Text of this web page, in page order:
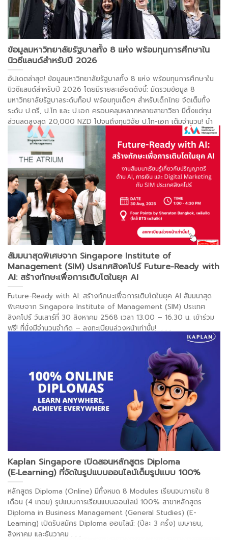
ข้อมูลมหาวิทยาลัยรัฐบาลทั้ง 8 แห่ง พร้อมทุนการศึกษาใน
นิวซีแลนด์สำหรับปี 2026
อัปเดตล่าสุด! ข้อมูลมหาวิทยาลัยรัฐบาลทั้ง 8 แห่ง พร้อมทุนการศึกษาใน
นิวซีแลนด์สำหรับปี 2026 โดยมีรายละเอียดดังนี้: มัดรวมข้อมูล 8
มหาวิทยาลัยรัฐบาลระดับท็อป พร้อมทุนเด็ดๆ สำหรับเด็กไทย จัดเต็มทั้ง
ระดับ ป.ตรี, ป.โท และ ป.เอก ครอบคลุมหลากหลายสาขาวิชา มีตั้งแต่ทุน
ส่วนลดสูงสุด 20,000 NZD ไปจนถึงทุนวิจัย ป.โท-เอก เต็มจำนวน! นำ
ทัพโดยสถาบันระดับโลก เช่น U of Auckland, U of Otago, AUT และ
U of Canterbury พร้อมเจาะลึกสาขาที่โดดเด่นของแต่ละแห่ง ทั้ง
วิศวกรรมศาสตร์, การแพทย์, ธุรกิจ และ IT สรุปข้อมูลให้ครบจบในที่เดียว
ทั้งเรทค่าเทอม ค่าหอพัก และ QS World Ranking ปี . . .
อ่านต่อ >
สัมมนาสุดพิเศษจาก Singapore Institute of
Management (SIM) ประเทศสิงคโปร์ Future-Ready with
AI: สร้างทักษะเพื่อการเติบโตในยุค AI
Future-Ready with AI: สร้างทักษะเพื่อการเติบโตในยุค AI สัมมนาสุด
พิเศษจาก Singapore Institute of Management (SIM) ประเทศ
สิงคโปร์ วันเสาร์ที่ 30 สิงหาคม 2568 เวลา 13.00 – 16.30 น. เข้าร่วม
ฟรี! ที่นั่งมีจำนวนจำกัด – ลงทะเบียนล่วงหน้าเท่านั้น! . . .
Kaplan Singapore เปิดสอนหลักสูตร Diploma
(E‑Learning) ที่จัดในรูปแบบออนไลน์เต็มรูปแบบ 100%
หลักสูตร Diploma (Online) มีทั้งหมด 8 Modules เรียนจบภายใน 8
เดือน (4 เทอม) รูปแบบการเรียนแบบออนไลน์ 100% สาขาหลักสูตร
Diploma in Business Management (General Studies) (E-
Learning) เปิดรับสมัคร Diploma ออนไลน์: (ปีละ 3 ครั้ง) เมษายน,
สิงหาคม และธันวาคม . . .